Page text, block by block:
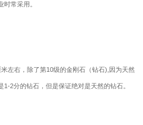
常采用。
左右，除了第10级的金刚石（钻石),因为天然
2分的钻石，但是保证绝对是天然的钻石。